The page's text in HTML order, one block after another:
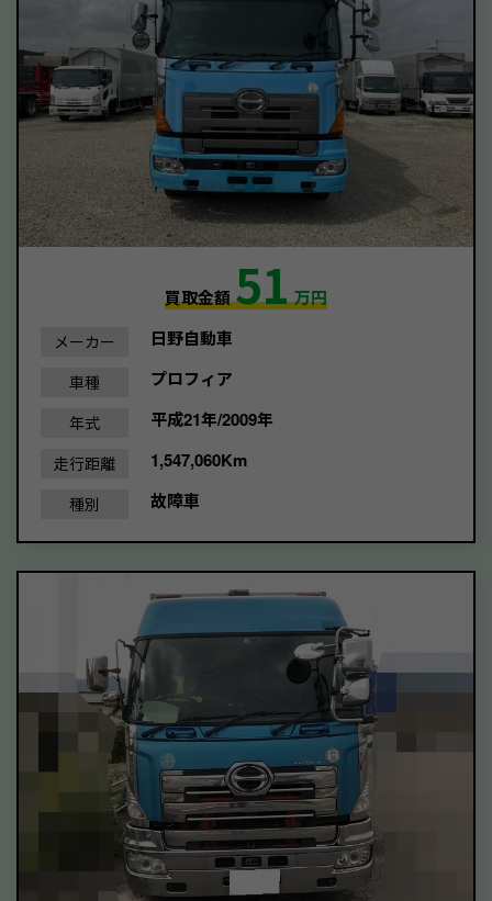
買取金額51万円
メーカー 日野自動車
車種 プロフィア
年式 平成21年/2009年
走行距離 1,547,060Km
種別 故障車